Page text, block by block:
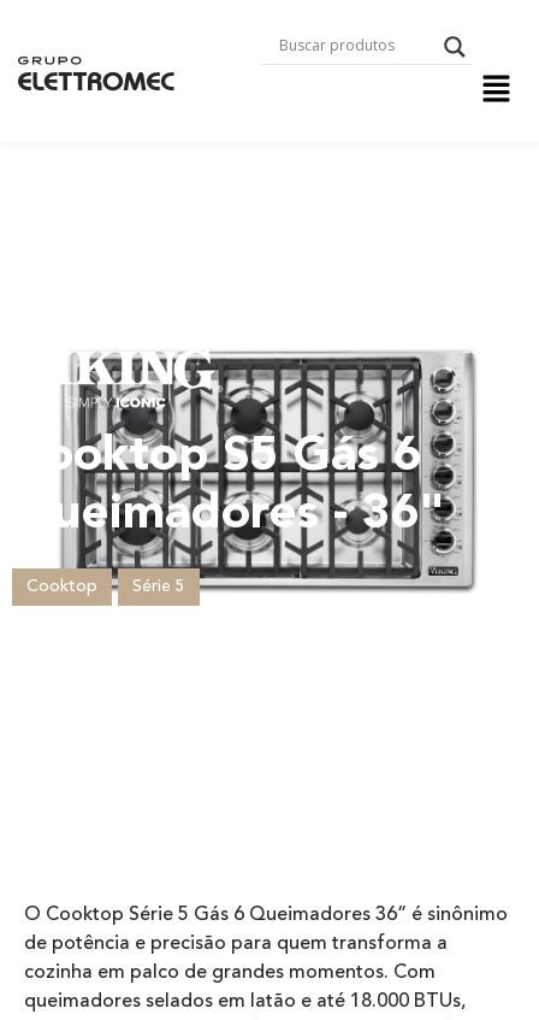
Cooktop S5 Gás 6
Queimadores - 36"
Cooktop Série 5
O Cooktop Série 5 Gás 6 Queimadores 36” é sinônimo
de potência e precisão para quem transforma a
cozinha em palco de grandes momentos. Com
queimadores selados em latão e até 18.000 BTUs,